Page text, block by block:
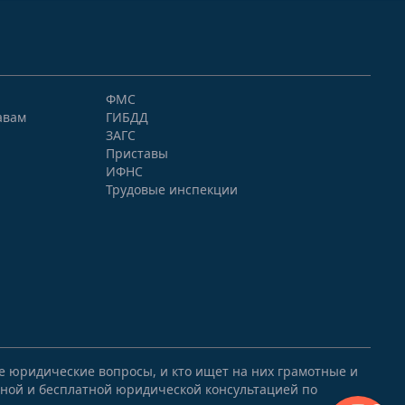
ФМС
ГИБДД
ЗАГС
Приставы
ИФНС
Трудовые инспекции
вопросы, и кто ищет на них грамотные и
и бесплатной юридической консультацией по